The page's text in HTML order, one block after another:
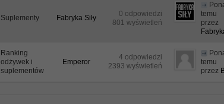
Suplementy Fabryka Siły
0 odpowiedzi
801 wyświetleń
temu
przez
Ranking
odżywek i
suplementów
Emperor
4 odpowiedzi
2393 wyświetleń
temu
przez